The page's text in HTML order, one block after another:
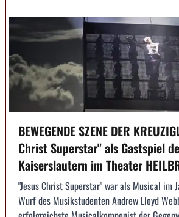
BEWEGENDE SZENE DER
Christ Superstar" als Gastspiel
Kaiserslautern im Theater
"Jesus Christ Superstar" war als Musical im
Wurf des Musikstudenten Andrew Lloyd